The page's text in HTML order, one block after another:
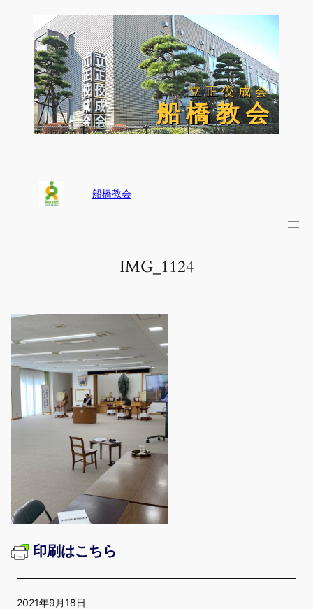
立正佼成会
立正佼成会
船 橋 教 会
船 橋 教 会
船橋教会
IMG_1124
印刷はこちら
2021年9月18日